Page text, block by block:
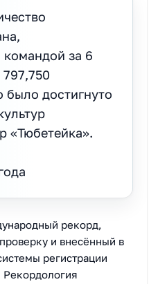
командой за 6
было достигнуто
«Тюбетейка».
рекорд,
и внесённый в
регистрации
Рекордология